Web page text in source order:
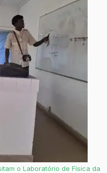
o Laboratório de Física da